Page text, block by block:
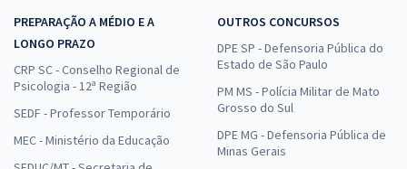
PREPARAÇÃO A MÉDIO E A
LONGO PRAZO
CRP SC - Conselho Regional de
Psicologia - 12ª Região
SEDF - Professor Temporário
MEC - Ministério da Educação
OUTROS CONCURSOS
DPE SP - Defensoria Pública do
Estado de São Paulo
PM MS - Polícia Militar de Mato
Grosso do Sul
DPE MG - Defensoria Pública de
Minas Gerais